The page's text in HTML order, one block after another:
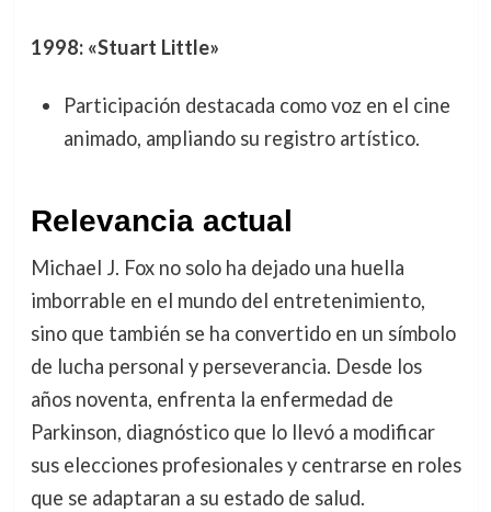
1998: «Stuart Little»
Participación destacada como voz en el cine
animado, ampliando su registro artístico.
Relevancia actual
Michael J. Fox no solo ha dejado una huella
imborrable en el mundo del entretenimiento,
sino que también se ha convertido en un símbolo
de lucha personal y perseverancia. Desde los
años noventa, enfrenta la enfermedad de
Parkinson, diagnóstico que lo llevó a modificar
sus elecciones profesionales y centrarse en roles
que se adaptaran a su estado de salud.